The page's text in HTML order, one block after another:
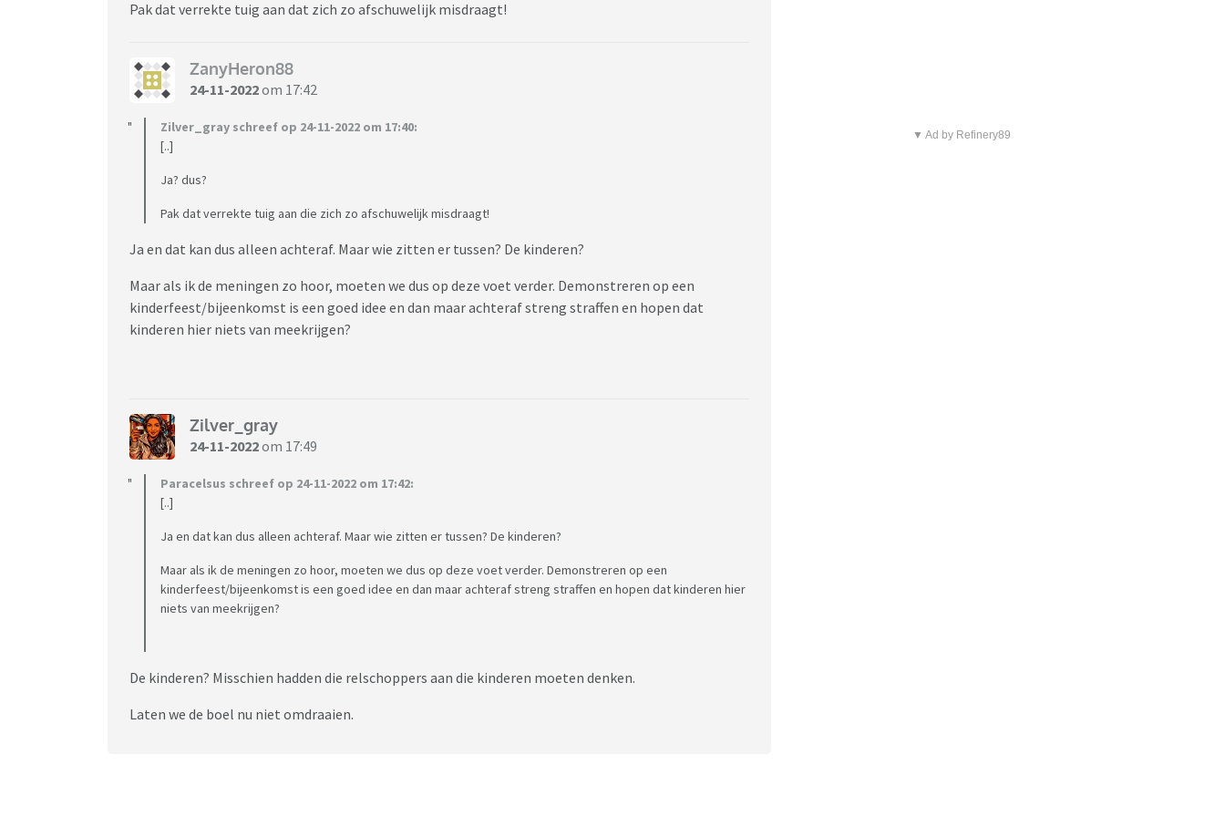
Wat vinden jullie hiervan? Ik snap zelf niet dat er op deze plaatsen gedemonstreerd mag worden. En
worden, maar kan zich verplaatsen naar Bijv Den- Haag.
Pak dat verrekte tuig aan dat zich zo afschuwelijk misdraagt!
ZanyHeron88
24-11-2022om 17:42
Zilver_gray schreef op 24-11-2022 om 17:40:
[..]
Ja? dus?
Pak dat verrekte tuig aan die zich zo afschuwelijk misdraagt!
Ja en dat kan dus alleen achteraf. Maar wie zitten er tussen? De kinderen?
Maar als ik de meningen zo hoor, moeten we dus op deze voet verder. Demonstreren op een
kinderfeest/bijeenkomst is een goed idee en dan maar achteraf streng straffen en hopen dat
kinderen hier niets van meekrijgen?
Zilver_gray
24-11-2022om 17:49
Paracelsus schreef op 24-11-2022 om 17:42:
[..]
Ja en dat kan dus alleen achteraf. Maar wie zitten er tussen? De kinderen?
Maar als ik de meningen zo hoor, moeten we dus op deze voet verder. Demonstreren op een
kinderfeest/bijeenkomst is een goed idee en dan maar achteraf streng straffen en hopen dat kinderen hier
niets van meekrijgen?
De kinderen? Misschien hadden die relschoppers aan die kinderen moeten denken.
Laten we de boel nu niet omdraaien.
▼ Ad by Refinery89